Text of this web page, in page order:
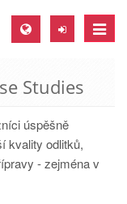
Toggle
Studies
úspěšně
kvality odlitků,
- zejména v